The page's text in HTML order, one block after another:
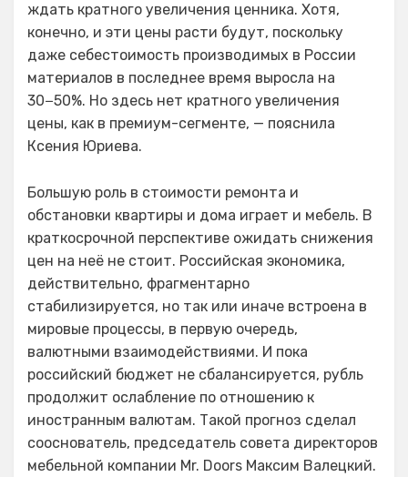
ждать кратного увеличения ценника. Хотя,
конечно, и эти цены расти будут, поскольку
даже себестоимость производимых в России
материалов в последнее время выросла на
30−50%. Но здесь нет кратного увеличения
цены, как в премиум-сегменте, — пояснила
Ксения Юриева.
Большую роль в стоимости ремонта и
обстановки квартиры и дома играет и мебель. В
краткосрочной перспективе ожидать снижения
цен на неё не стоит. Российская экономика,
действительно, фрагментарно
стабилизируется, но так или иначе встроена в
мировые процессы, в первую очередь,
валютными взаимодействиями. И пока
российский бюджет не сбалансируется, рубль
продолжит ослабление по отношению к
иностранным валютам. Такой прогноз сделал
сооснователь, председатель совета директоров
мебельной компании Mr. Doors Максим Валецкий.